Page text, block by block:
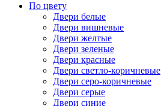
По цвету
Двери белые
Двери вишневые
Двери желтые
Двери зеленые
Двери красные
Двери светло-коричневые
Двери серо-коричневые
Двери серые
Двери синие